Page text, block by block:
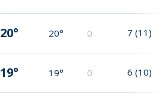
20° 20° 0 7 (11)
19° 19° 0 6 (10)